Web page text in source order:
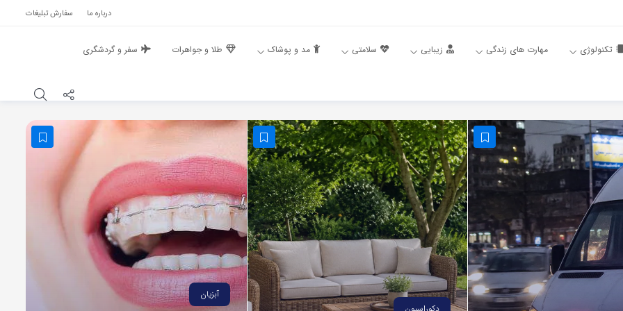
درباره ما سفارش تبلیغات
تکنولوژی مهارت های زندگی زیبایی سلامتی مد و پوشاک طلا و جواهرات سفر و گردشگری
آبزیان